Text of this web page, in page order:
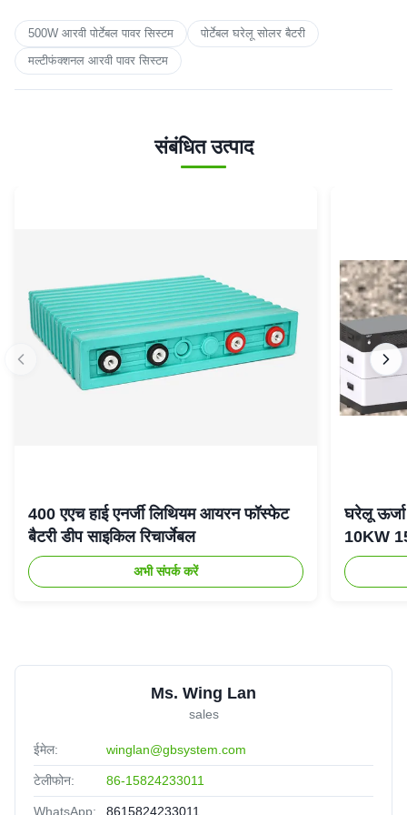
500W आरवी पोर्टेबल पावर सिस्टम
पोर्टेबल घरेलू सोलर बैटरी
मल्टीफंक्शनल आरवी पावर सिस्टम
संबंधित उत्पाद
400 एएच हाई एनर्जी लिथियम आयरन फॉस्फेट
बैटरी डीप साइकिल रिचार्जेबल
अभी संपर्क करें
घरेलू
10KW
Ms. Wing Lan
sales
ईमेल: winglan@gbsystem.com
टेलीफोन: 86-15824233011
WhatsApp: 8615824233011